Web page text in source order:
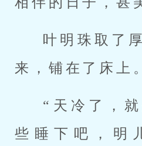
叶明珠取了
来，铺在了床上。
“天冷了，
些睡下吧，明